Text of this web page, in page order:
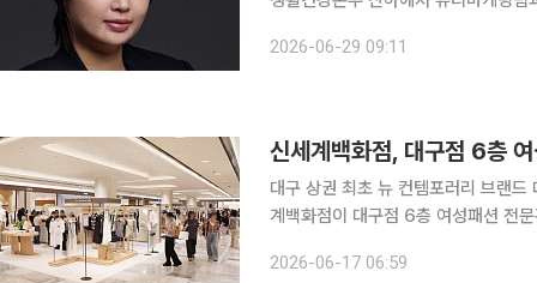
로 시작해 셀트리온스킨큐어, 에이블
2026-06-29 09:11
신세계백화점, 대구점 6층
대구 상권 최초 뉴 컨템포러리 브랜드
계백화점이 대구점 6층 여성패션 전문관을 새단장해 선보
2026-06-17 06:59